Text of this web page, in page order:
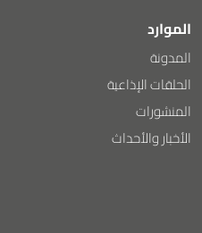
الموارد
المدونة
الحلقات الإذاعية
المنشورات
الأخبار والأحداث